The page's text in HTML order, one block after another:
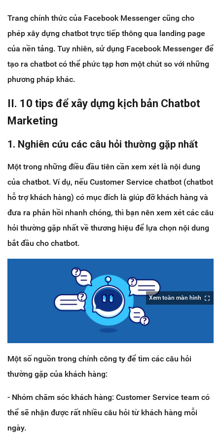
Trang chính thức của Facebook Messenger cũng cho
phép xây dựng chatbot trực tiếp thông qua landing page
của nền tảng. Tuy nhiên, sử dụng Facebook Messenger để
tạo ra chatbot có thể phức tạp hơn một chút so với những
phương pháp khác.
II. 10 tips để xây dựng kịch bản Chatbot
Marketing
1. Nghiên cứu các câu hỏi thường gặp nhất
Một trong những điều đầu tiên cần xem xét là nội dung
của chatbot. Ví dụ, nếu Customer Service chatbot (chatbot
hỗ trợ khách hàng) có mục đích là giúp đỡ khách hàng và
đưa ra phản hồi nhanh chóng, thì bạn nên xem xét các câu
hỏi thường gặp nhất về thương hiệu để lựa chọn nội dung
bắt đầu cho chatbot.
Xem toàn màn hình
Một số nguồn trong chính công ty để tìm các câu hỏi
thường gặp của khách hàng:
- Nhóm chăm sóc khách hàng: Customer Service team có
thể sẽ nhận được rất nhiều câu hỏi từ khách hàng mỗi
ngày.